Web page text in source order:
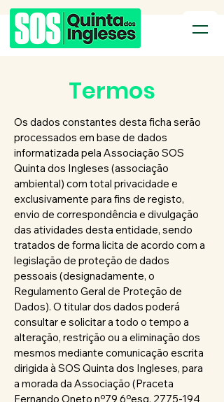
Termos
Os dados constantes desta ficha serão
processados em base de dados
informatizada pela Associação SOS
Quinta dos Ingleses (associação
ambiental) com total privacidade e
exclusivamente para fins de registo,
envio de correspondência e divulgação
das atividades desta entidade, sendo
tratados de forma licita de acordo com a
legislação de proteção de dados
pessoais (designadamente, o
Regulamento Geral de Proteção de
Dados). O titular dos dados poderá
consultar e solicitar a todo o tempo a
alteração, restrição ou a eliminação dos
mesmos mediante comunicação escrita
dirigida à SOS Quinta dos Ingleses, para
a morada da Associação (Praceta
Fernando Oneto nº79 6ºesq, 2775-194